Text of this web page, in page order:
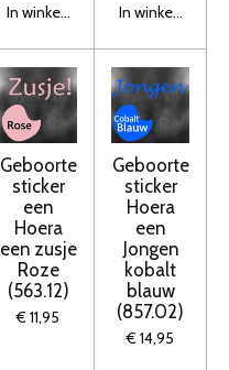
In winkelwagen In winkelwagen
Geboorte
sticker
een
Hoera
een zusje
Roze
(563.12)
€ 11,95
Geboorte
sticker
Hoera
een
Jongen
kobalt
blauw
(857.02)
€ 14,95